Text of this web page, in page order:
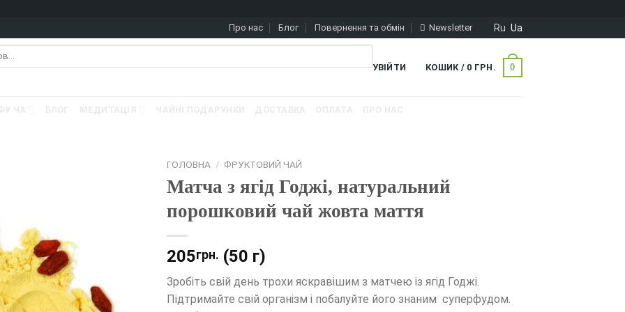
Про нас Блог Повернення та обмін Newsletter Ru Ua
УВІЙТИ КОШИК / 0 ГРН. 0
ГОЛОВНА / ФРУКТОВИЙ ЧАЙ
Матча з ягід Годжі, натуральний
порошковий чай жовта маття
205грн. (50 г)
Зробіть свій день трохи яскравішим з матчею із ягід Годжі.
Підтримайте свій організм і побалуйте його знаним суперфудом.